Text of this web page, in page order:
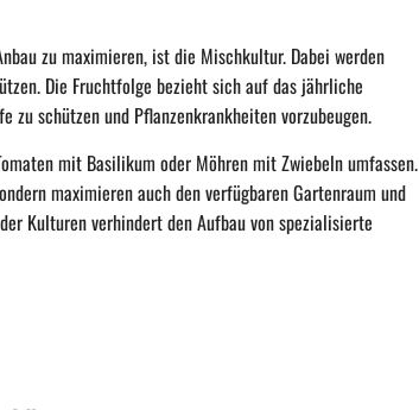
zu maximieren, ist die Mischkultur. Dabei werden
Die Fruchtfolge bezieht sich auf das jährliche
zu schützen und Pflanzenkrankheiten vorzubeugen.
mit Basilikum oder Möhren mit Zwiebeln umfassen.
maximieren auch den verfügbaren Gartenraum und
Kulturen verhindert den Aufbau von spezialisierte